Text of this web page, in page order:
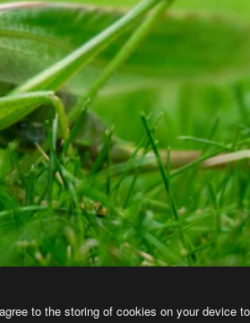
to the storing of cookies on your device